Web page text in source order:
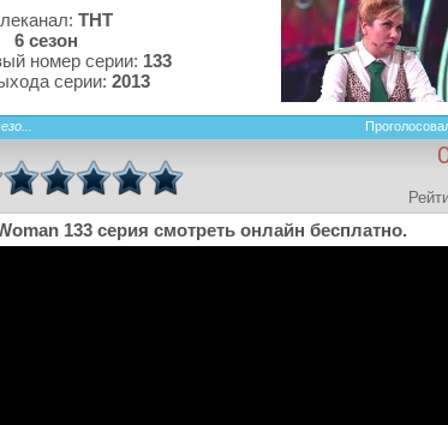
ТНТ
6 сезон
номер серии: 133
серии: 2013
133 серия смотреть онлайн бесплатно.